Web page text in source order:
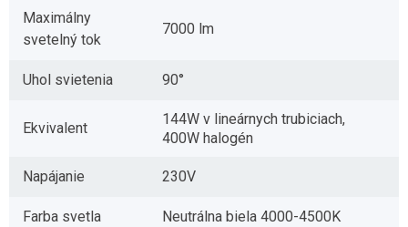
Maximálny
svetelný tok
7000 lm
Uhol svietenia 90°
Ekvivalent
144W v lineárnych trubiciach,
400W halogén
Napájanie 230V
Farba svetla Neutrálna biela 4000-4500K